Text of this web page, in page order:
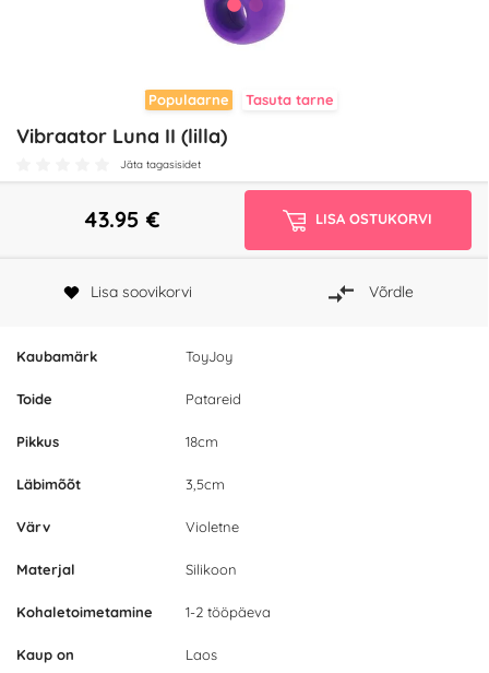
Populaarne Tasuta tarne
Vibraator Luna II (lilla)
Jäta tagasisidet
Kaubamärk ToyJoy
Toide Patareid
Pikkus 18cm
Läbimõõt 3,5cm
Värv Violetne
Materjal Silikoon
Kohaletoimetamine 1-2 tööpäeva
Kaup on Laos
43.95 € LISA OSTUKORVI
Lisa soovikorvi Võrdle